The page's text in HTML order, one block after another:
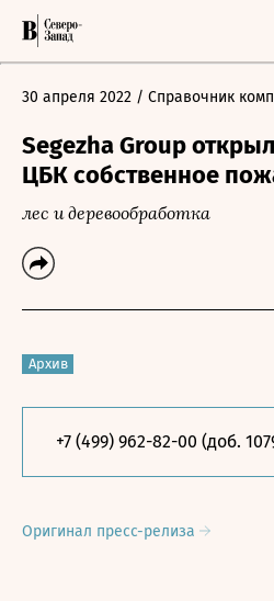
30 апреля 2022 / Справочник
Segezha Group
ЦБК собственное
лес и деревообработка
Архив
+7 (499) 962-82-00 (доб.
Оригинал пресс-релиза